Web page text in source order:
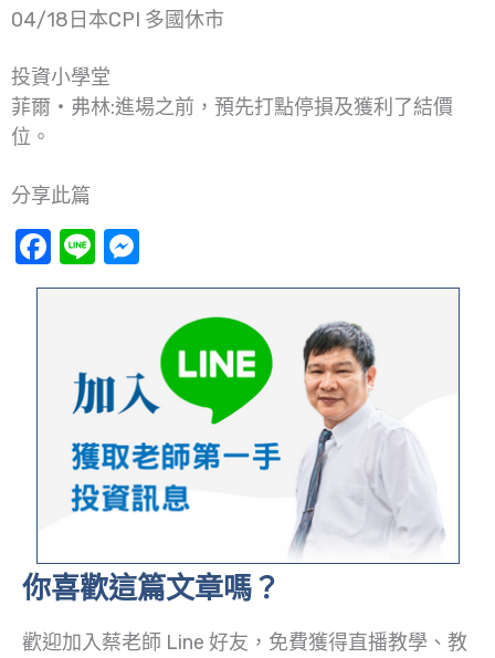
04/18日本CPI 多國休市
投資小學堂
菲爾‧弗林:進場之前，預先打點停損及獲利了結價
位。
分享此篇
Facebook
Line
你喜歡這篇文章嗎？
歡迎加入蔡老師 Line 好友，免費獲得直播教學、教